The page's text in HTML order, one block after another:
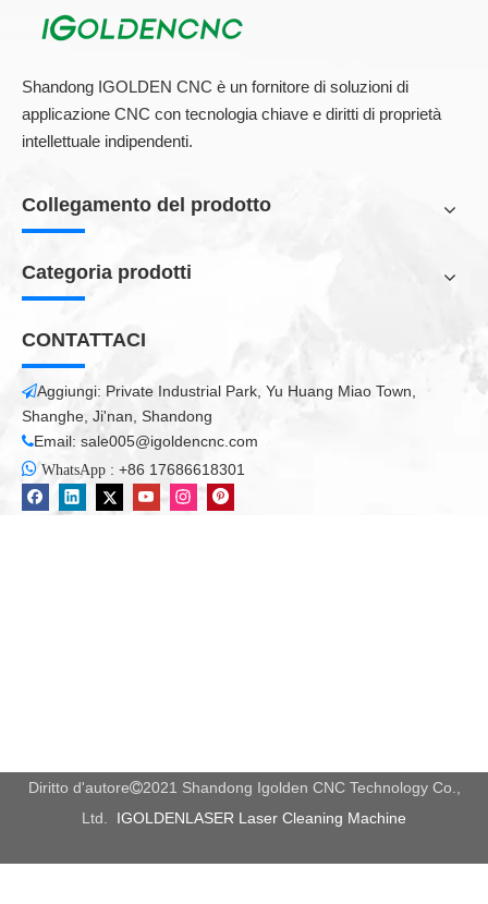
Sistema di controllo Ruidaacs
Sistema di controllo umanizzato, facile da apprendere,
Shandong IGOLDEN CNC è un fornitore di soluzioni di
applicazione CNC con tecnologia chiave e diritti di proprietà
intellettuale indipendenti.
Collegamento del prodotto
Categoria prodotti
CONTATTACI
Aggiungi: Private Industrial Park, Yu Huang Miao Town,
Shanghe, Ji'nan, Shandong
Email: sale005@igoldencnc.com
 WhatsApp : +86 17686618301
Diritto d'autore2021 Shandong Igolden CNC Technology Co.,
Ltd. IGOLDENLASER Laser Cleaning Machine